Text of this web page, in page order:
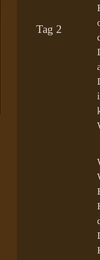
Tag 2